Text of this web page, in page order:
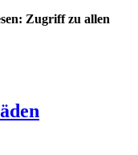
Zugriff zu allen